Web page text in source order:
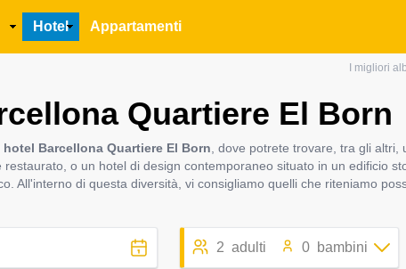
I migliori
Quartiere El Born
hotel Barcellona Quartiere El Born , dove potrete trovare, tra gli
restaurato, o un hotel di design contemporaneo situato in un edificio
All'interno di questa diversità, vi consigliamo quelli che riteniamo
2 adulti 0 bambini
MainHotel Appartamenti